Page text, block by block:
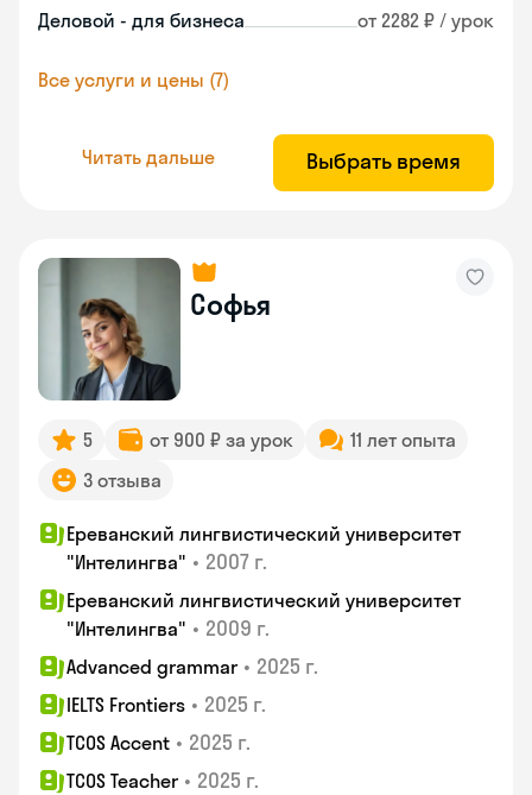
Деловой - для бизнеса от 2282 ₽ / урок
Все услуги и цены (7)
Читать дальше Выбрать время
Софья
5 от 900 ₽ за урок
11 лет опыта
3 отзыва
Ереванский лингвистический университет
"Интелингва" • 2007 г.
Ереванский лингвистический университет
"Интелингва" • 2009 г.
Advanced grammar • 2025 г.
IELTS Frontiers • 2025 г.
TCOS Accent • 2025 г.
TCOS Teacher • 2025 г.